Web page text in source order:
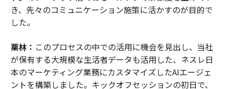
き、先々のコミュニケーション施策に活かすのが目的で
した。
栗林： このプロセスの中での活用に機会を見出し、当社
が保有する大規模な生活者データも活用した、ネスレ日
本のマーケティング業務にカスタマイズしたAIエージェ
ントを構築しました。キックオフセッションの初日で、